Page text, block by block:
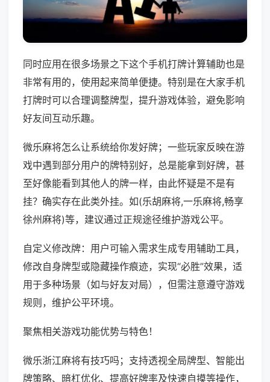
同时应用在很多场景之下这个手机打牌计算辅助也是
非常有用的，使用起来简单便捷。特别是在大家手机
打牌时可以合理调整牌型，提升游戏体验，避免影响
好友间互动乐趣。
微乐麻将怎么让系统给你发好牌；一些玩家反映在游
戏中遇到部分用户的牌特别好，总是能拿到好牌，甚
至好像能看到其他人的牌一样，由此怀疑是不是有
挂？确实存在此类外挂。如(乐胡麻将,一乐麻将,畅享
徐州麻将)等，建议通过正规途径维护游戏公平。
自定义修改牌：用户可输入需求生成专用辅助工具，
修改自身牌型或隐藏操作痕迹，实现“必胜”效果，适
用于多种场景（如与好友对局），但需注意遵守游戏
规则，维护公平环境。
聚焦相关游戏功能优势与特色！
微乐浙江麻将有技巧吗；支持透视全局牌型、智能出
牌策略、暗杠优化、提高好牌率及快速自摸等操作，